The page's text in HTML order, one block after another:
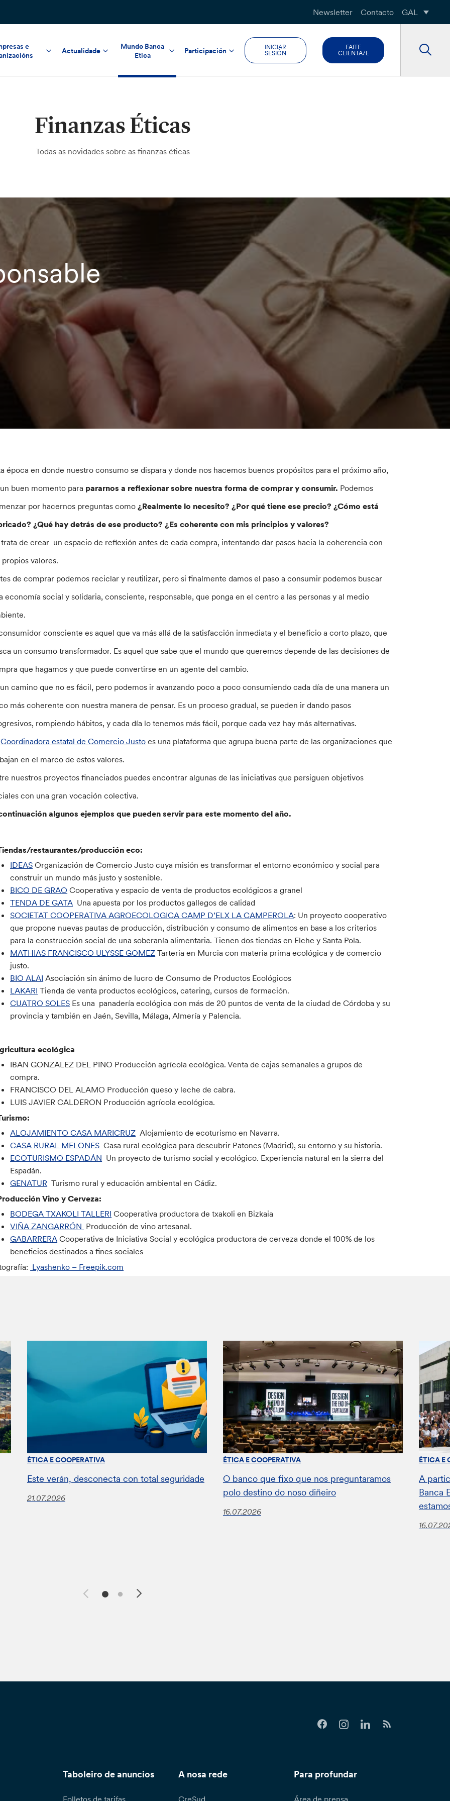
Newsletter Contacto GAL
e
Actualidade
Mundo Banca
Etica
Participación
INICIAR
SESIÓN
FAITE
CLIENTA/E
Finanzas Éticas
Todas as novidades sobre as finanzas éticas
época en donde nuestro consumo se dispara y donde nos hacemos buenos propósitos para el próximo año,
buen momento para pararnos a reflexionar sobre nuestra forma de comprar y consumir. Podemos
por hacernos preguntas como¿Realmente lo necesito? ¿Por qué tiene ese precio? ¿Cómo está
¿Qué hay detrás de ese producto? ¿Es coherente con mis principios y valores?
trata de crear un espacio de reflexión antes de cada compra, intentando dar pasos hacia la coherencia con
propios valores.
de comprar podemos reciclar y reutilizar, pero si finalmente damos el paso a consumir podemos buscar
economía social y solidaria, consciente, responsable, que ponga en el centro a las personas y al medio
consciente es aquel que va más allá de la satisfacción inmediata y el beneficio a corto plazo, que
un consumo transformador. Es aquel que sabe que el mundo que queremos depende de las decisiones de
que hagamos y que puede convertirse en un agente del cambio.
camino que no es fácil, pero podemos ir avanzando poco a poco consumiendo cada día de una manera un
más coherente con nuestra manera de pensar. Es un proceso gradual, se pueden ir dando pasos
rompiendo hábitos, y cada día lo tenemos más fácil, porque cada vez hay más alternativas.
Coordinadora estatal de Comercio Justo es una plataforma que agrupa buena parte de las organizaciones que
en el marco de estos valores.
nuestros proyectos financiados puedes encontrar algunas de las iniciativas que persiguen objetivos
con una gran vocación colectiva.
algunos ejemplos que pueden servir para este momento del año.
restaurantes/producción eco:
IDEAS Organización de Comercio Justo cuya misión es transformar el entorno económico y social para
construir un mundo más justo y sostenible.
BICO DE GRAO Cooperativa y espacio de venta de productos ecológicos a granel
TENDA DE GATA Una apuesta por los productos gallegos de calidad
SOCIETAT COOPERATIVA AGROECOLOGICA CAMP D’ELX LA CAMPEROLA: Un proyecto cooperativo
que propone nuevas pautas de producción, distribución y consumo de alimentos en base a los criterios
para la construcción social de una soberanía alimentaria. Tienen dos tiendas en Elche y Santa Pola.
MATHIAS FRANCISCO ULYSSE GOMEZ Tarteria en Murcia con materia prima ecológica y de comercio
justo.
BIO ALAI Asociación sin ánimo de lucro de Consumo de Productos Ecológicos
LAKARI Tienda de venta productos ecológicos, catering, cursos de formación.
CUATRO SOLES Es una panadería ecológica con más de 20 puntos de venta de la ciudad de Córdoba y su
provincia y también en Jaén, Sevilla, Málaga, Almería y Palencia.
ecológica
IBAN GONZALEZ DEL PINO Producción agrícola ecológica. Venta de cajas semanales a grupos de
compra.
FRANCISCO DEL ALAMO Producción queso y leche de cabra.
LUIS JAVIER CALDERON Producción agrícola ecológica.
ALOJAMIENTO CASA MARICRUZ Alojamiento de ecoturismo en Navarra.
CASA RURAL MELONES Casa rural ecológica para descubrir Patones (Madrid), su entorno y su historia.
ECOTURISMO ESPADÁN Un proyecto de turismo social y ecológico. Experiencia natural en la sierra del
Espadán.
GENATUR Turismo rural y educación ambiental en Cádiz.
Vino y Cerveza:
BODEGA TXAKOLI TALLERI Cooperativa productora de txakoli en Bizkaia
VIÑA ZANGARRÓN Producción de vino artesanal.
GABARRERA Cooperativa de Iniciativa Social y ecológica productora de cerveza donde el 100% de los
beneficios destinados a fines sociales
Lyashenko – Freepik.com
ÉTICA E COOPERATIVA
Este verán, desconecta con total seguridade
21.07.2026
ÉTICA E COOPERATIVA
O banco que fixo que nos preguntaramos
polo destino do noso diñeiro
16.07.2026
ÉTICA E
A
Banca
Taboleiro de anuncios
Folletos de tarifas
A nosa rede
CreSud
Para profundar
Área de prensa